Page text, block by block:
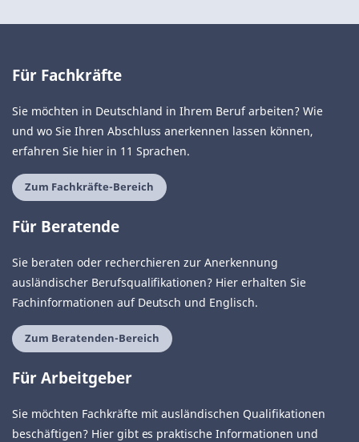
Für Fachkräfte
Sie möchten in Deutschland in Ihrem Beruf arbeiten? Wie
und wo Sie Ihren Abschluss anerkennen lassen können,
erfahren Sie hier in 11 Sprachen.
Zum Fachkräfte-Bereich
Für Beratende
Sie beraten oder recherchieren zur Anerkennung
ausländischer Berufsqualifikationen? Hier erhalten Sie
Fachinformationen auf Deutsch und Englisch.
Zum Beratenden-Bereich
Für Arbeitgeber
Sie möchten Fachkräfte mit ausländischen Qualifikationen
beschäftigen? Hier gibt es praktische Informationen und